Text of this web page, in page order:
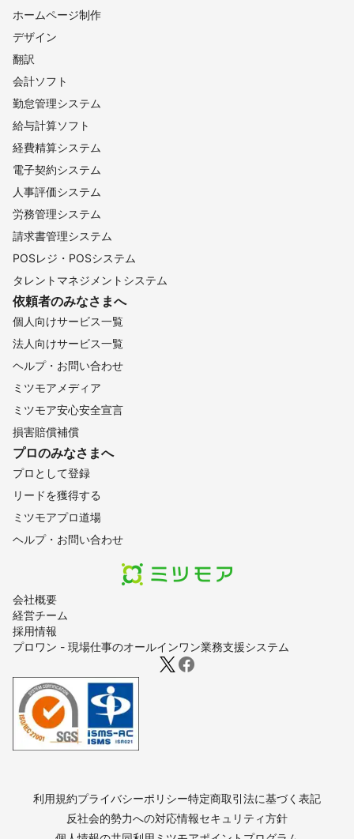
会社概要
経営チーム
採用情報
プロワン - 現場仕事のオールインワン業務支援システム
ホームページ制作
デザイン
翻訳
会計ソフト
勤怠管理システム
給与計算ソフト
経費精算システム
電子契約システム
人事評価システム
労務管理システム
請求書管理システム
POSレジ・POSシステム
タレントマネジメントシステム
依頼者のみなさまへ
個人向けサービス一覧
法人向けサービス一覧
ヘルプ・お問い合わせ
ミツモアメディア
ミツモア安心安全宣言
損害賠償補償
プロのみなさまへ
プロとして登録
リードを獲得する
ミツモアプロ道場
ヘルプ・お問い合わせ
利用規約プライバシーポリシー特定商取引法に基づく表記
反社会的勢力への対応情報セキュリティ方針